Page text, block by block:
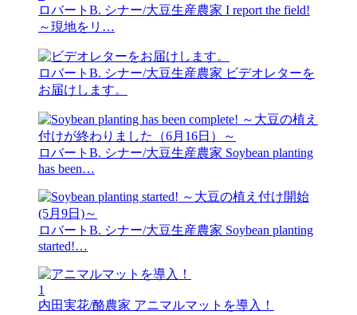
ロバートB. シナー/大豆生産農家 I report the field!
～現地をリ…
ロバートB. シナー/大豆生産農家 ビデオレターを
お届けします。
ロバートB. シナー/大豆生産農家 Soybean planting
has been…
ロバートB. シナー/大豆生産農家 Soybean planting
started!…
1
内田実花/酪農家 アニマルマットを導入！